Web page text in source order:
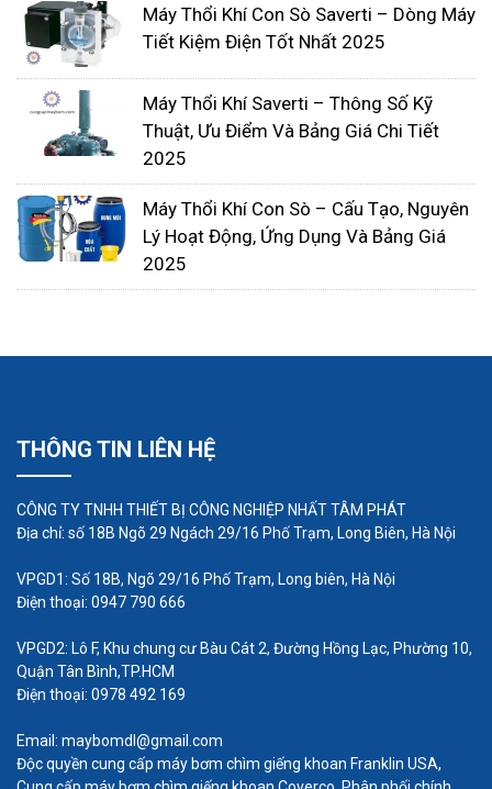
các loại nước thải có lẫn các loại hóa chất ăn mòn,
nguy hiểm. Hoặc một số được dùng để bơm nước
biển.
Các loại đầu bơm được sử dụng như thân nhựa PP,
màng bơm Teflon. Xem thêm
Máy Bơm Xử Lý
Nước Thải Giúp Bảo Vệ Mội Trường Như Thế
Nào?
2. Máy bơm màng thực phẩm
3. Máy bơm màng bơm bùn loãng
Máy Thổi Khí Con Sò Saverti – Dòng Máy
Tiết Kiệm Điện Tốt Nhất 2025
Máy Thổi Khí Saverti – Thông Số Kỹ
Thuật, Ưu Điểm Và Bảng Giá Chi Tiết
2025
Máy Thổi Khí Con Sò – Cấu Tạo, Nguyên
Lý Hoạt Động, Ứng Dụng Và Bảng Giá
2025
THÔNG TIN LIÊN HỆ
CÔNG TY TNHH THIẾT BỊ CÔNG NGHIỆP NHẤT TÂM PHÁT
Địa chỉ: số 18B Ngõ 29 Ngách 29/16 Phố Trạm, Long Biên, Hà Nội
VPGD1: Số 18B, Ngõ 29/16 Phố Trạm, Long biên, Hà Nội
Điện thoại: 0947 790 666
VPGD2: Lô F, Khu chung cư Bàu Cát 2, Đường Hồng Lạc, Phường 10,
Quận Tân Bình,TP.HCM
Điện thoại: 0978 492 169
Email: maybomdl@gmail.com
Độc quyền cung cấp máy bơm chìm giếng khoan Franklin USA,